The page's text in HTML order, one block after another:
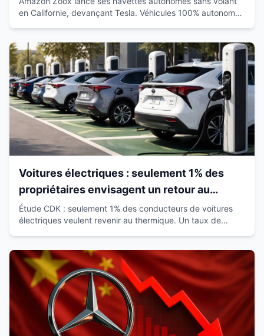
en Californie, devançant Tesla. Véhicules 100% autonomes
Voitures électriques : seulement 1% des
propriétaires envisagent un retour au
thermique
Étude CDK : seulement 1% des conducteurs de voitures
électriques veulent revenir au thermique. Un taux de